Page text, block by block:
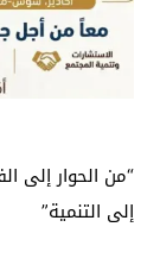
“من الحوار إلى
إلى التنمية”